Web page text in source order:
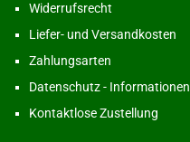
Widerrufsrecht
Liefer- und Versandkosten
Zahlungsarten
Datenschutz - Informationen
Kontaktlose Zustellung